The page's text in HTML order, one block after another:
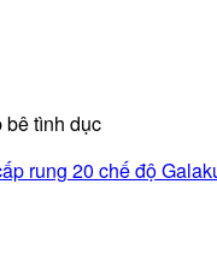
bê tình dục
rung 20 chế độ